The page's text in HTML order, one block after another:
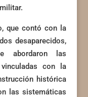
que contó con la
desaparecidos,
abordaron las
con la
histórica
las sistemáticas